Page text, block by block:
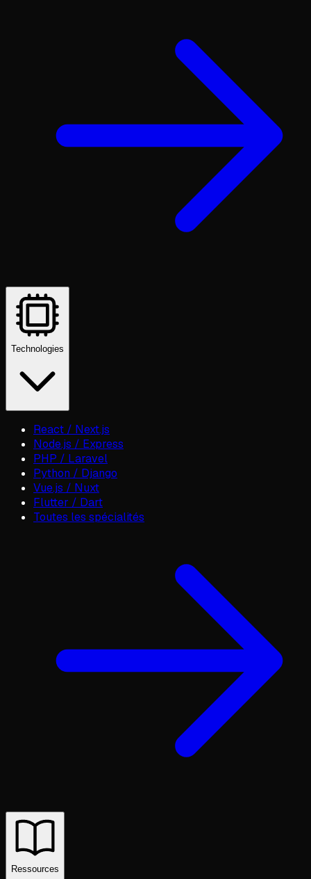
Technologies
React / Next.js
Node.js / Express
PHP / Laravel
Python / Django
Vue.js / Nuxt
Flutter / Dart
Toutes les spécialités
Ressources